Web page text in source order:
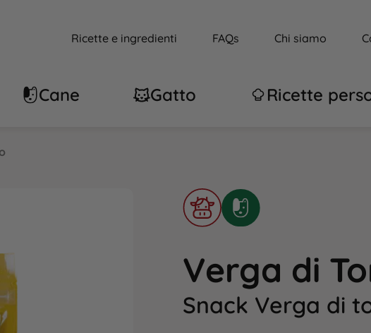
Ricette e ingredienti FAQs Chi siamo
Cane Gatto Ricette
Verga di
Snack Verga di